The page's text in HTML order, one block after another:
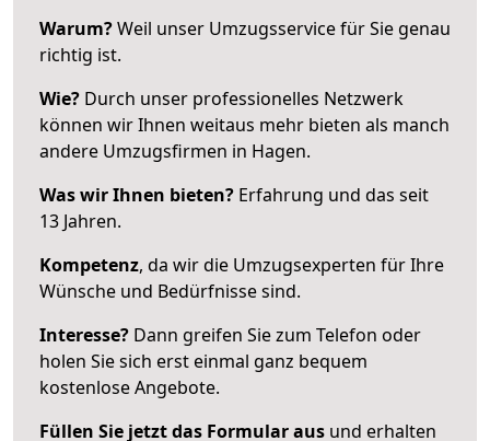
Warum?Weil unser Umzugsservice für Sie genau
richtig ist.
Wie? Durch unser professionelles Netzwerk
können wir Ihnen weitaus mehr bieten als manch
andere Umzugsfirmen in Hagen.
Was wir Ihnen bieten? Erfahrung und das seit
13 Jahren.
Kompetenz, da wir die Umzugsexperten für Ihre
Wünsche und Bedürfnisse sind.
Interesse? Dann greifen Sie zum Telefon oder
holen Sie sich erst einmal ganz bequem
kostenlose Angebote.
Füllen Sie jetzt das Formular aus und erhalten